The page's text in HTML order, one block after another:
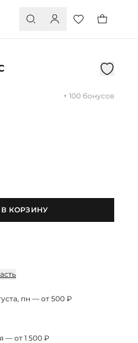
+ 100 бонусов
КОРЗИНУ
пн — от 500 ₽
— от 1 500 ₽